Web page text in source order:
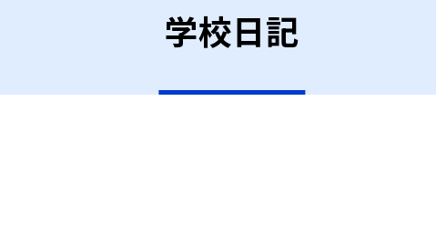
学校日記